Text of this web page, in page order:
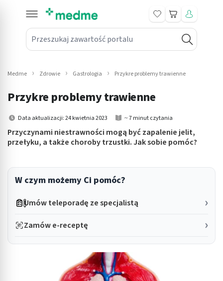
Przeszukaj zawartość portalu
Koszyk
submenu: Leki na receptę
submenu: Kosmetyki
submenu: Sprzęt medyczny
submenu: Intymne
Medme Zdrowie Gastrologia Przykre problemy trawienne
Przykre problemy trawienne
Data aktualizacji: 24 kwietnia 2023 ~ 7 minut czytania
Przyczynami niestrawności mogą być zapalenie jelit,
przełyku, a także choroby trzustki. Jak sobie pomóc?
W czym możemy Ci pomóc?
Umów teleporadę ze specjalistą
Zamów e-receptę